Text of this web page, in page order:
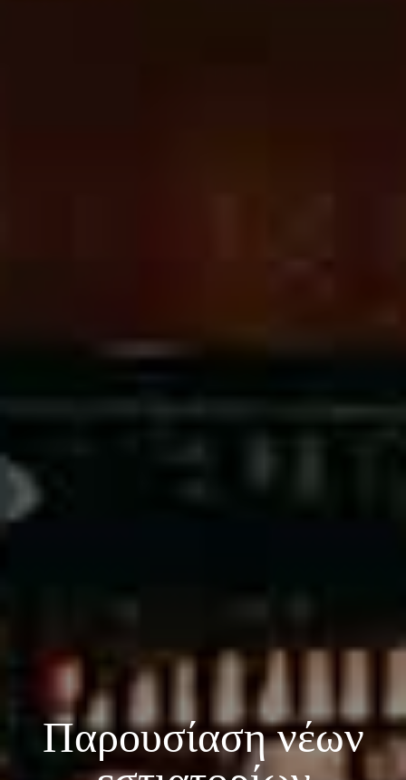
Παρουσίαση νέων